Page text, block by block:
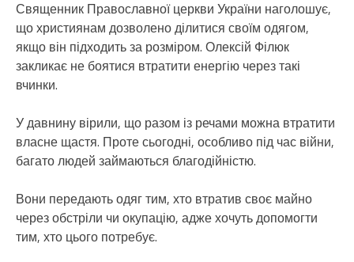
Священник Православної церкви України наголошує,
що християнам дозволено ділитися своїм одягом,
якщо він підходить за розміром. Олексій Філюк
закликає не боятися втратити енергію через такі
вчинки.
У давнину вірили, що разом із речами можна втратити
власне щастя. Проте сьогодні, особливо під час війни,
багато людей займаються благодійністю.
Вони передають одяг тим, хто втратив своє майно
через обстріли чи окупацію, адже хочуть допомогти
тим, хто цього потребує.